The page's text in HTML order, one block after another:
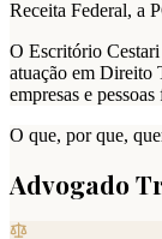
Receita Federal, a
O Escritório
atuação em Direito
empresas e
O que, por que,
Advogado